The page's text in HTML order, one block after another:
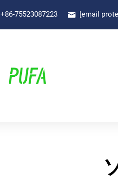
+86-75523087223 [email